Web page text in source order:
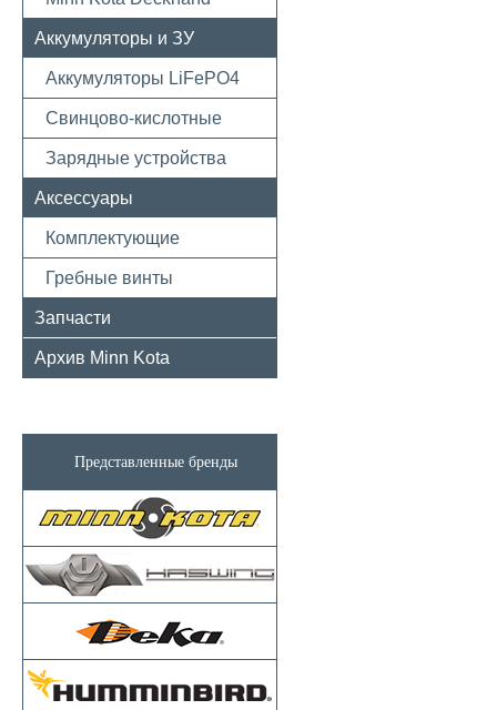
Аккумуляторы и ЗУ
Аккумуляторы LiFePO4
Свинцово-кислотные
Зарядные устройства
Аксессуары
Комплектующие
Гребные винты
Запчасти
Архив Minn Kota
Представленные бренды